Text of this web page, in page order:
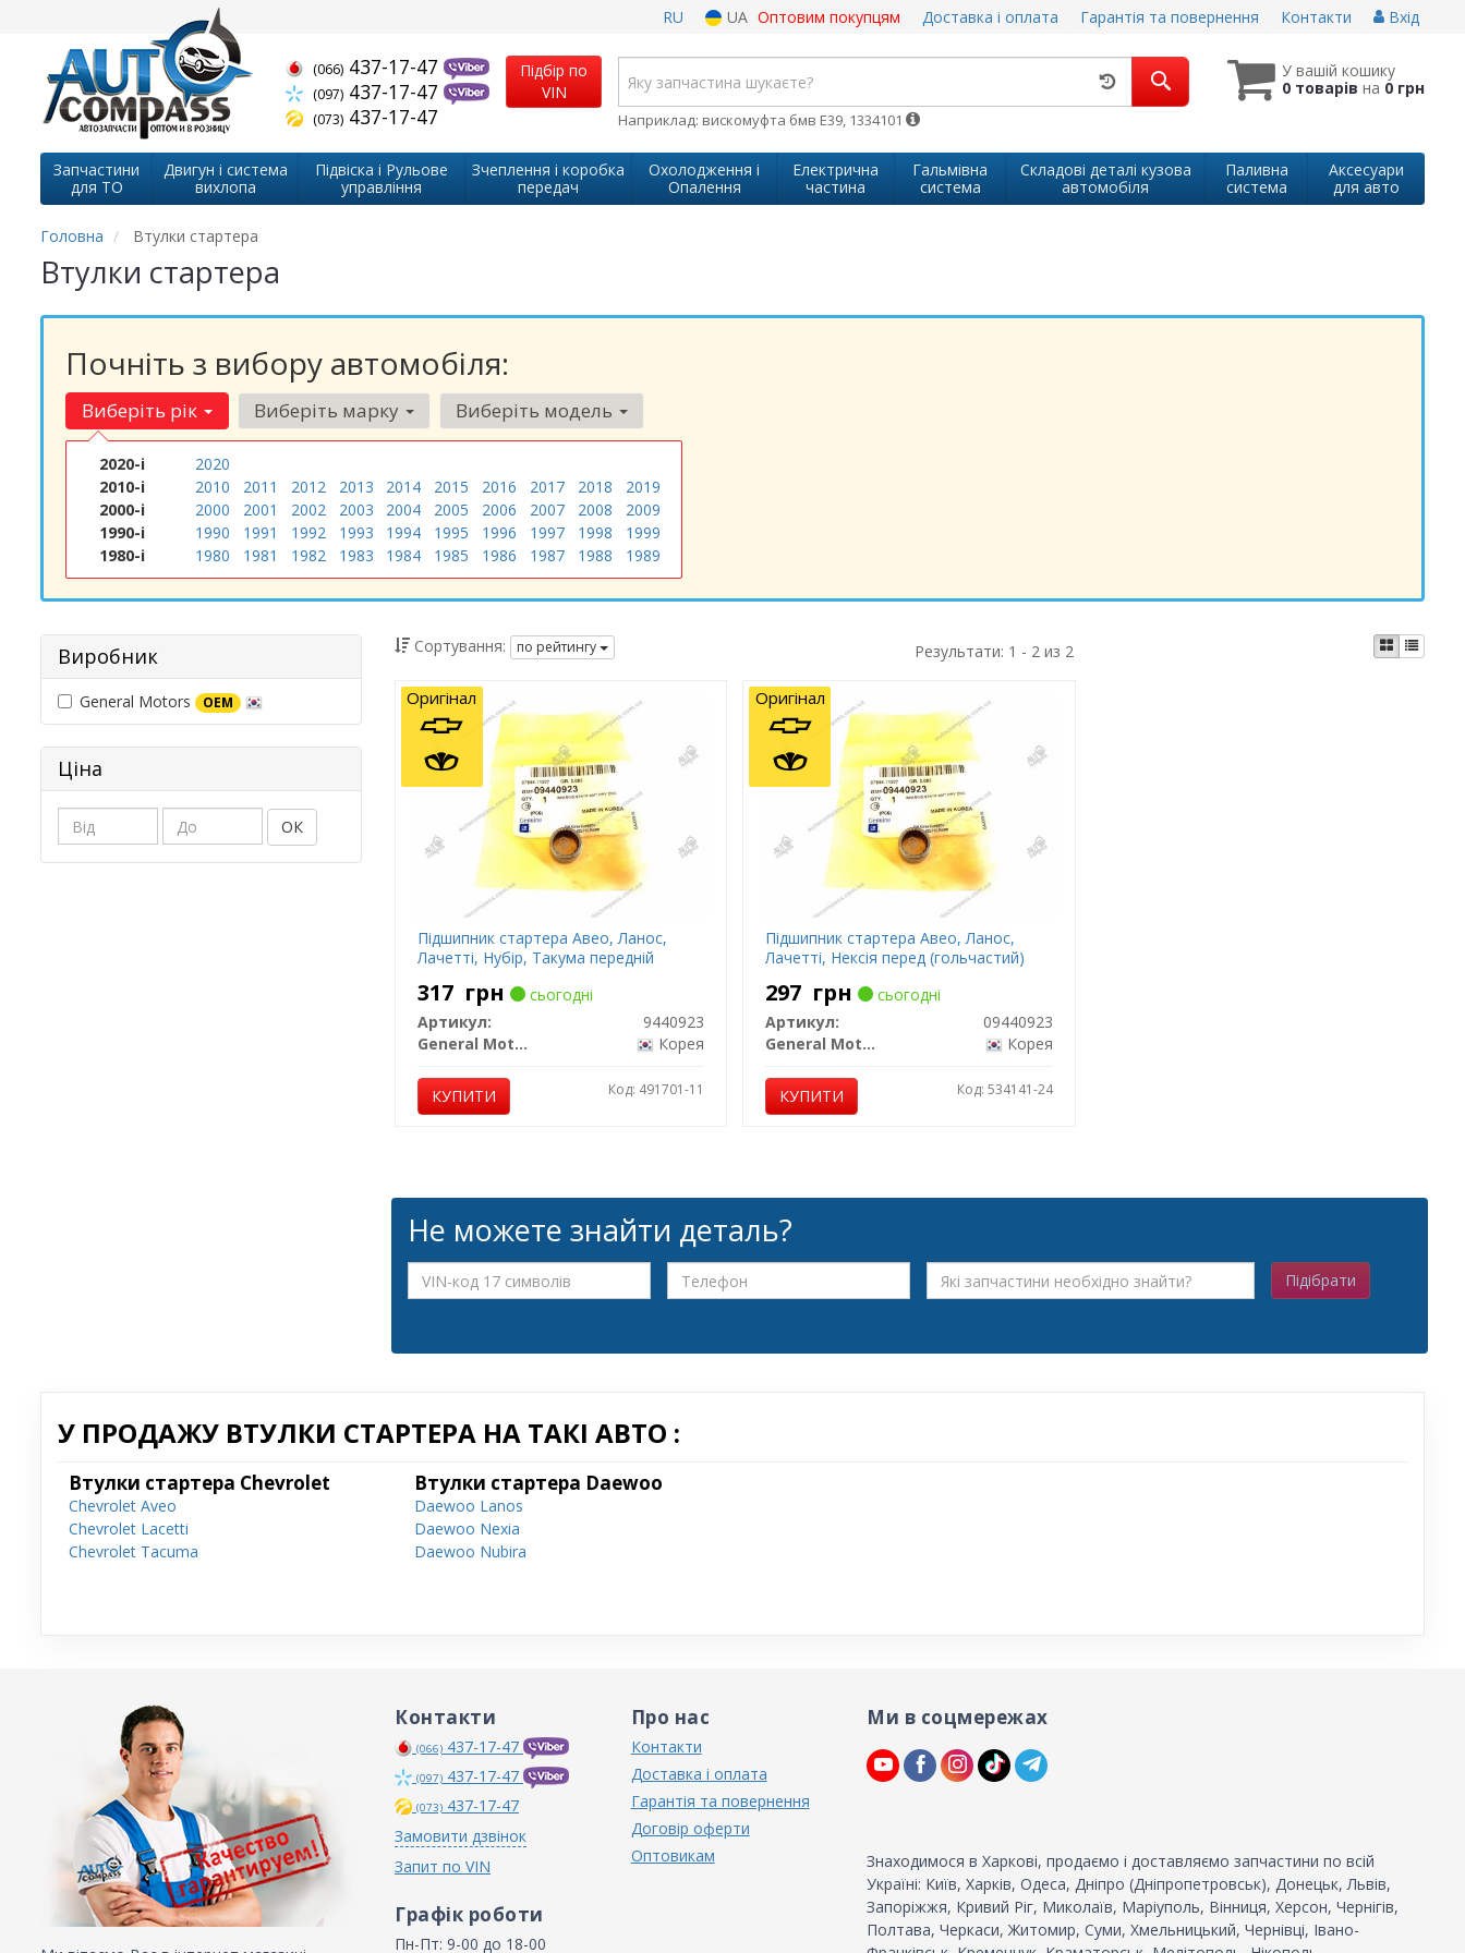
RU UA Оптовим покупцям Доставка і оплата Гарантія та повернення Контакти Вхід
(066) 437-17-47
(097) 437-17-47
(073) 437-17-47
Підбір по
VIN
У вашій кошику
0 товарів на 0 грн
Наприклад: вискомуфта бмв Е39, 1334101
Запчастини
для ТО
Двигун і система
вихлопа
Підвіска і Рульове
управління
Зчеплення і коробка
передач
Охолодження і
Опалення
Електрична
частина
Гальмівна
система
Складові деталі кузова
автомобіля
Паливна
система
Аксесуари
для авто
Головна Втулки стартера
Втулки стартера
Почніть з вибору автомобіля:
Виберіть рік
2020-і
2020
2010-і
2010 2011 2012 2013 2014 2015 2016 2017 2018
2019
2000-і
2000 2001 2002 2003 2004 2005 2006 2007 2008
2009
1990-і
1990 1991 1992 1993 1994 1995 1996 1997 1998
1999
1980-і
1980 1981 1982 1983 1984 1985 1986 1987 1988 1989
Виберіть марку Виберіть модель
Виробник
General Motors OEM
Ціна
ОК
Сортування: по рейтингу Результати: 1 - 2 из 2
Підшипник стартера Авео, Ланос,
Лачетті, Нубір, Такума передній
317 грн
сьогодні
Артикул:
9440923
General Motors
Корея
КУПИТИ Код: 491701-11
Оригінал
Підшипник стартера Авео, Ланос,
Лачетті, Нексія перед (гольчастий)
297 грн
сьогодні
Артикул:
09440923
General Motors
Корея
КУПИТИ Код: 534141-24
Оригінал
Не можете знайти деталь?
Підібрати
У ПРОДАЖУ ВТУЛКИ СТАРТЕРА НА ТАКІ АВТО :
Втулки стартера Chevrolet
Chevrolet Aveo
Chevrolet Lacetti
Chevrolet Tacuma
Втулки стартера Daewoo
Daewoo Lanos
Daewoo Nexia
Daewoo Nubira
Контакти
(066) 437-17-47
(097) 437-17-47
(073) 437-17-47
Замовити дзвінок
Запит по VIN
Графік роботи
Пн-Пт: 9-00 до 18-00
Про нас
Контакти
Доставка і оплата
Гарантія та повернення
Договір оферти
Оптовикам
Ми в соцмережах
Знаходимося в Харкові, продаємо і доставляємо запчастини по всій
Україні: Київ, Харків, Одеса, Дніпро (Дніпропетровськ), Донецьк, Львів,
Запоріжжя, Кривий Ріг, Миколаїв, Маріуполь, Вінниця, Херсон, Чернігів,
Полтава, Черкаси, Житомир, Суми, Хмельницький, Чернівці, Івано-